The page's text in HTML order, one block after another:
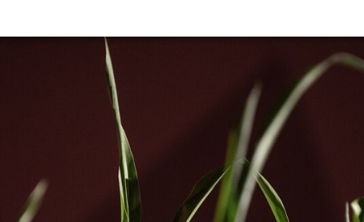
ExcentriCidade desdobra-se em residências